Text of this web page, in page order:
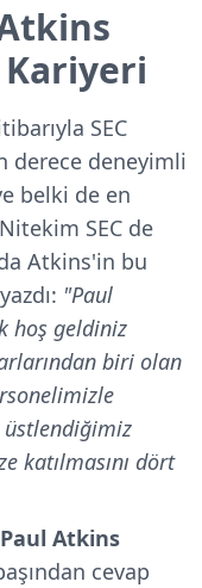
Kariyeri
SEC
derece deneyimli
belki de en
SEC de
Atkins'in bu
"Paul
hoş geldiniz
biri olan
üstlendiğimiz
katılmasını dört
Paul Atkins
cevap